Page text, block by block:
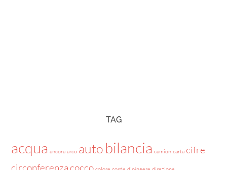
TAG
acqua ancora arco autobilancia camion carta cifre
circonferenzacocco